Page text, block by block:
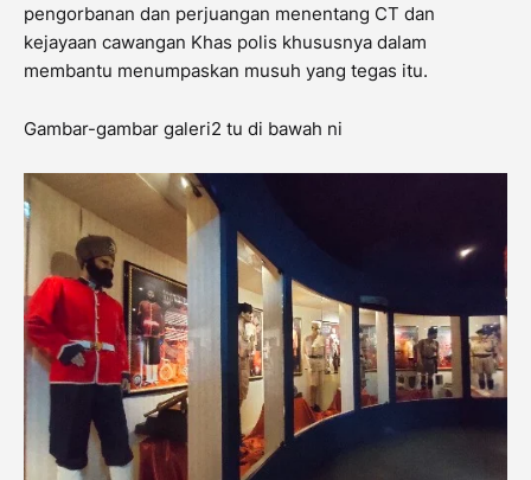
pengorbanan dan perjuangan menentang CT dan
kejayaan cawangan Khas polis khususnya dalam
membantu menumpaskan musuh yang tegas itu.
Gambar-gambar galeri2 tu di bawah ni